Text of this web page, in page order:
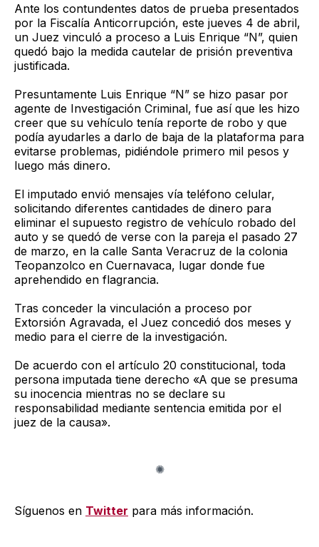
Ante los contundentes datos de prueba presentados
por la Fiscalía Anticorrupción, este jueves 4 de abril,
un Juez vinculó a proceso a Luis Enrique “N”, quien
quedó bajo la medida cautelar de prisión preventiva
justificada.
Presuntamente Luis Enrique “N” se hizo pasar por
agente de Investigación Criminal, fue así que les hizo
creer que su vehículo tenía reporte de robo y que
podía ayudarles a darlo de baja de la plataforma para
evitarse problemas, pidiéndole primero mil pesos y
luego más dinero.
El imputado envió mensajes vía teléfono celular,
solicitando diferentes cantidades de dinero para
eliminar el supuesto registro de vehículo robado del
auto y se quedó de verse con la pareja el pasado 27
de marzo, en la calle Santa Veracruz de la colonia
Teopanzolco en Cuernavaca, lugar donde fue
aprehendido en flagrancia.
Tras conceder la vinculación a proceso por
Extorsión Agravada, el Juez concedió dos meses y
medio para el cierre de la investigación.
De acuerdo con el artículo 20 constitucional, toda
persona imputada tiene derecho «A que se presuma
su inocencia mientras no se declare su
responsabilidad mediante sentencia emitida por el
juez de la causa».
Síguenos en Twitter para más información.